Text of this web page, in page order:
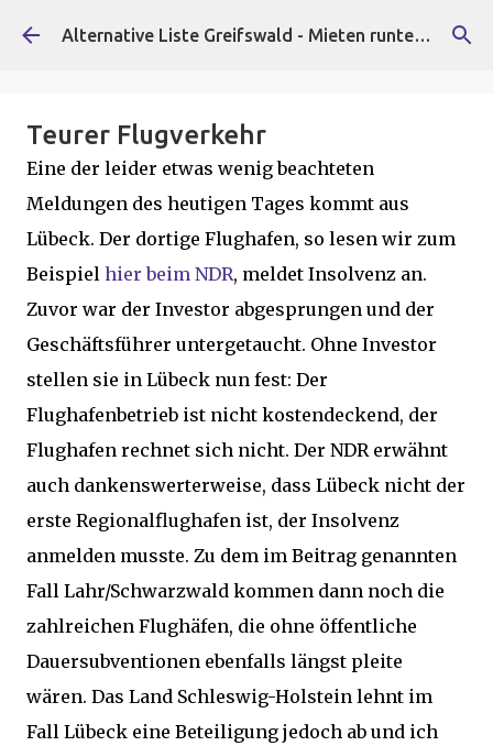
Direkt zum Hauptbereich Alternative Liste Greifswald - Mieten runter, Faschist*innen raus!
Teurer Flugverkehr
Eine der leider etwas wenig beachteten
Meldungen des heutigen Tages kommt aus
Lübeck. Der dortige Flughafen, so lesen wir zum
Beispiel hier beim NDR, meldet Insolvenz an.
Zuvor war der Investor abgesprungen und der
Geschäftsführer untergetaucht. Ohne Investor
stellen sie in Lübeck nun fest: Der
Flughafenbetrieb ist nicht kostendeckend, der
Flughafen rechnet sich nicht. Der NDR erwähnt
auch dankenswerterweise, dass Lübeck nicht der
erste Regionalflughafen ist, der Insolvenz
anmelden musste. Zu dem im Beitrag genannten
Fall Lahr/Schwarzwald kommen dann noch die
zahlreichen Flughäfen, die ohne öffentliche
Dauersubventionen ebenfalls längst pleite
wären. Das Land Schleswig-Holstein lehnt im
Fall Lübeck eine Beteiligung jedoch ab und ich